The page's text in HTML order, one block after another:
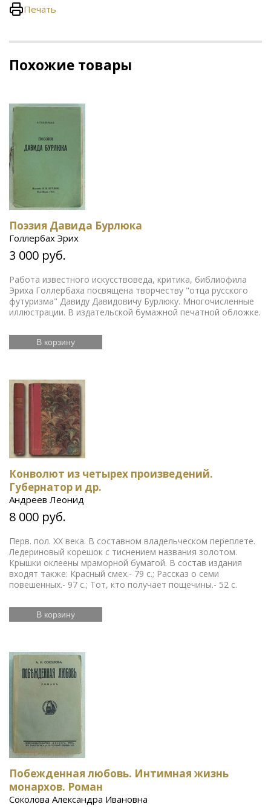
Печать
Похожие товары
Поэзия Давида Бурлюка
Голлербах Эрих
3 000 руб.
Работа известного искусствоведа, критика, библиофила
Эриха Голлербаха посвящена творчеству "отца русского
футуризма" Давиду Давидовичу Бурлюку. Многочисленные
иллюстрации. В издательской бумажной печатной обложке.
В корзину
Конволют из четырех произведений.
Губернатор и др.
Андреев Леонид
8 000 руб.
Перв. пол. ХХ века. В составном владельческом переплете.
Ледериновый корешок с тиснением названия золотом.
Крышки оклеены мраморной бумагой. В состав издания
входят также: Красный смех.- 79 с.; Рассказ о семи
повешенных.- 97 с.; Тот, кто получает пощечины.- 52 с.
В корзину
Побежденная любовь. Интимная жизнь
монархов. Роман
Соколова Александра Ивановна